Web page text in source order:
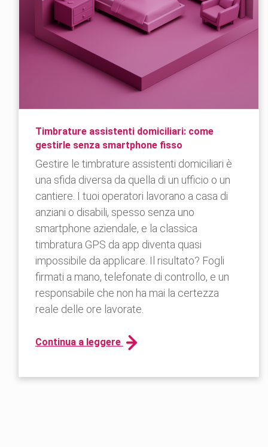
Timbrature assistenti domiciliari: come
gestirle senza smartphone fisso
Gestire le timbrature assistenti domiciliari è
una sfida diversa da quella di un ufficio o un
cantiere. I tuoi operatori lavorano a casa di
anziani o disabili, spesso senza uno
smartphone aziendale, e la classica
timbratura GPS da app diventa quasi
impossibile da applicare. Il risultato? Fogli
firmati a mano, telefonate di controllo, e un
responsabile che non ha mai la certezza
reale delle ore lavorate.
Continua a leggere